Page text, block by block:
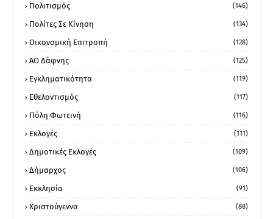
Πολιτισμός (146)
Πολίτες Σε Κίνηση (134)
Οικονομική Επιτροπή (128)
ΑΟ Δάφνης (125)
Εγκληματικότητα (119)
Εθελοντισμός (117)
Πόλη Φωτεινή (116)
Εκλογές (111)
Δημοτικές Εκλογές (109)
Δήμαρχος (106)
Εκκλησία (91)
Χριστούγεννα (88)